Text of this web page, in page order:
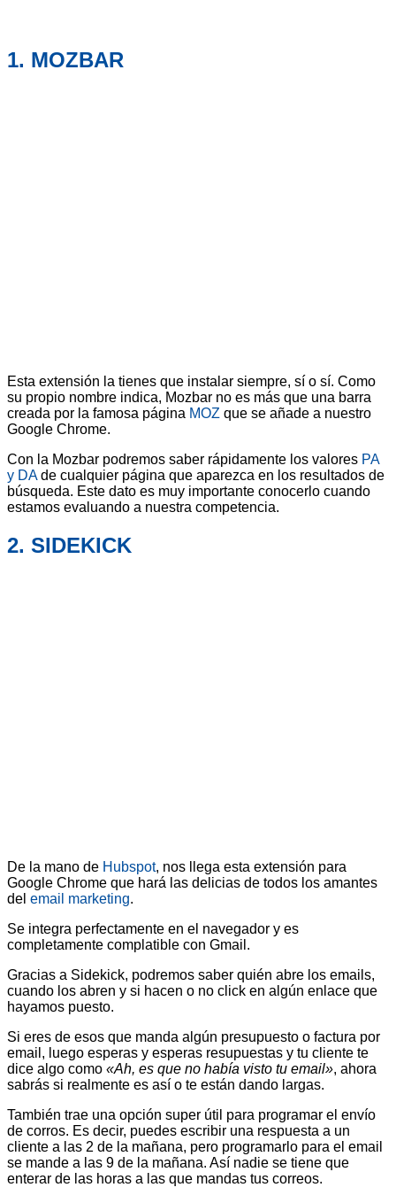
1. MOZBAR
Esta extensión la tienes que instalar siempre, sí o sí. Como
su propio nombre indica, Mozbar no es más que una barra
creada por la famosa página MOZ que se añade a nuestro
Google Chrome.
Con la Mozbar podremos saber rápidamente los valores PA
y DAde cualquier página que aparezca en los resultados de
búsqueda. Este dato es muy importante conocerlo cuando
estamos evaluando a nuestra competencia.
2. SIDEKICK
De la mano de Hubspot, nos llega esta extensión para
Google Chrome que hará las delicias de todos los amantes
del email marketing.
Se integra perfectamente en el navegador y es
completamente complatible con Gmail.
Gracias a Sidekick, podremos saber quién abre los emails,
cuando los abren y si hacen o no click en algún enlace que
hayamos puesto.
Si eres de esos que manda algún presupuesto o factura por
email, luego esperas y esperas resupuestas y tu cliente te
dice algo como «Ah, es que no había visto tu email», ahora
sabrás si realmente es así o te están dando largas.
También trae una opción super útil para programar el envío
de corros. Es decir, puedes escribir una respuesta a un
cliente a las 2 de la mañana, pero programarlo para el email
se mande a las 9 de la mañana. Así nadie se tiene que
enterar de las horas a las que mandas tus correos.